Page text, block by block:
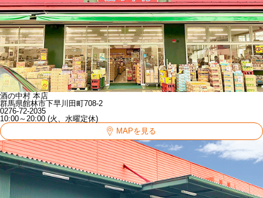
酒の中村 本店
群馬県館林市下早川田町708-2
0276-72-2035
10:00～20:00 (火、水曜定休)
MAPを見る